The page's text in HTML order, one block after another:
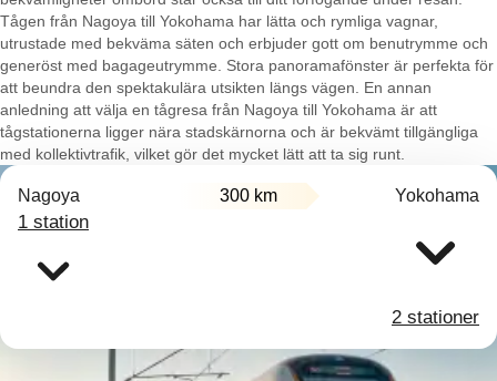
Tågen från Nagoya till Yokohama har lätta och rymliga vagnar,
utrustade med bekväma säten och erbjuder gott om benutrymme och
generöst med bagageutrymme. Stora panoramafönster är perfekta för
att beundra den spektakulära utsikten längs vägen. En annan
anledning att välja en tågresa från Nagoya till Yokohama är att
tågstationerna ligger nära stadskärnorna och är bekvämt tillgängliga
med kollektivtrafik, vilket gör det mycket lätt att ta sig runt.
Nagoya 300 km Yokohama
1 station
2 stationer